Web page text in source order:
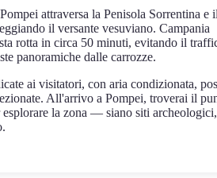
attraversa la Penisola Sorrentina e
il versante vesuviano. Campania
rotta in circa 50 minuti, evitando il
panoramiche dalle carrozze.
ai visitatori, con aria condizionata,
All'arrivo a Pompei, troverai il
esplorare la zona — siano siti archeologici,